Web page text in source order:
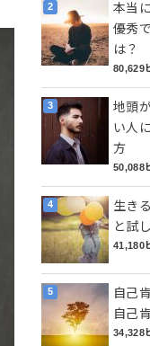
本当
優秀
は？
80,629
地頭
い人
方
50,088
生き
と試
41,180
自己
自己
34,328